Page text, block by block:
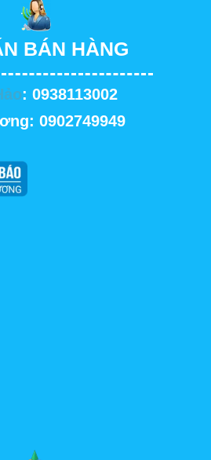
BÁN HÀNG
: 0938113002
0902749949